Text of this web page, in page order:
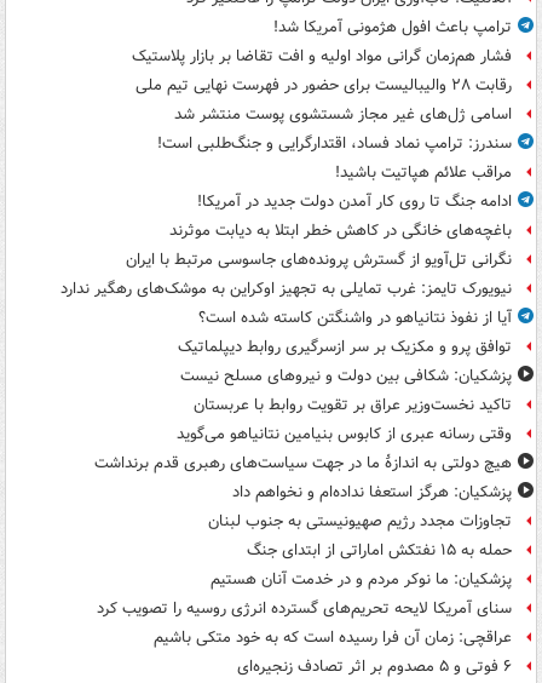
ترامپ باعث افول هژمونی آمریکا شد!
فشار هم‌زمان گرانی مواد اولیه و افت تقاضا بر بازار پلاستیک
رقابت ۲۸ والیبالیست برای حضور در فهرست نهایی تیم ملی
اسامی ژل‌های غیر مجاز شستشوی پوست منتشر شد
سندرز: ترامپ نماد فساد، اقتدارگرایی و جنگ‌طلبی است!
مراقب علائم هپاتیت باشید!
ادامه جنگ تا روی کار آمدن دولت جدید در آمریکا!
باغچه‌های خانگی در کاهش خطر ابتلا به دیابت موثرند
نگرانی تل‌آویو از گسترش پرونده‌های جاسوسی مرتبط با ایران
نیویورک تایمز: غرب تمایلی به تجهیز اوکراین به موشک‌های رهگیر ندارد
آیا از نفوذ نتانیاهو در واشنگتن کاسته شده است؟
توافق پرو و مکزیک بر سر ازسرگیری روابط دیپلماتیک
پزشکیان: شکافی بین دولت و نیروهای مسلح نیست
تاکید نخست‌وزیر عراق بر تقویت روابط با عربستان
وقتی رسانه عبری از کابوس بنیامین نتانیاهو می‌گوید
هیچ دولتی به اندازۀ ما در جهت سیاست‌های رهبری قدم برنداشت
پزشکیان: هرگز استعفا نداده‌ام و نخواهم داد
تجاوزات مجدد رژیم صهیونیستی به جنوب لبنان
حمله به ۱۵ نفتکش‌ اماراتی از ابتدای جنگ
پزشکیان: ما نوکر مردم و در خدمت آنان هستیم
سنای آمریکا لایحه تحریم‌های گسترده انرژی روسیه را تصویب کرد
عراقچی: زمان آن فرا رسیده است که به خود متکی باشیم
۶ فوتی و ۵ مصدوم بر اثر تصادف زنجیره‌ای